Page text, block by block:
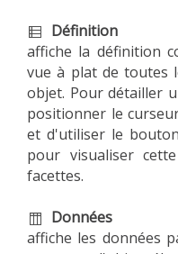
Définition
affiche la définition
vue à plat de toutes
objet. Pour détailler
positionner le
et d'utiliser le bouton
pour visualiser
facettes.
Données
affiche les données